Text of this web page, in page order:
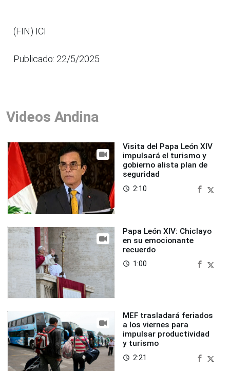
(FIN) ICI
Publicado: 22/5/2025
Videos Andina
Visita del Papa León XIV
impulsará el turismo y
gobierno alista plan de
seguridad
access_time 2:10
Papa León XIV: Chiclayo
en su emocionante
recuerdo
access_time 1:00
MEF trasladará feriados
a los viernes para
impulsar productividad
y turismo
access_time 2:21